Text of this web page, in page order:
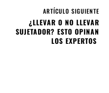
ARTÍCULO SIGUIENTE
¿LLEVAR O NO LLEVAR
SUJETADOR? ESTO OPINAN
LOS EXPERTOS